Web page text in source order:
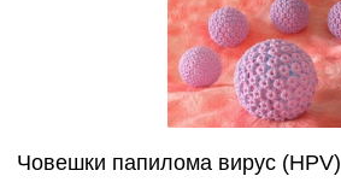
Човешки папилома вирус (HPV)